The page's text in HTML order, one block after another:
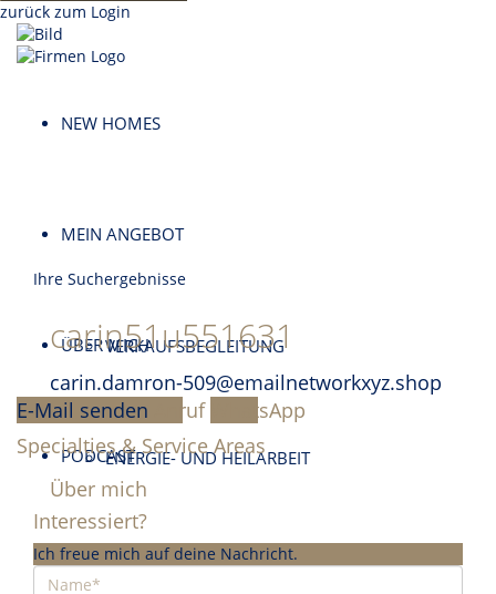
zurück zum Login
NEW HOMES
MEIN ANGEBOT
VERKAUFSBEGLEITUNG
ENERGIE- UND HEILARBEIT
ÜBER MICH
PODCAST
KONTAKT
Ihre Suchergebnisse
carin51u551631
carin.damron-509@emailnetworkxyz.shop
E-Mail senden
Anruf
WhatsApp
Specialties & Service Areas
Über mich
Interessiert?
Ich freue mich auf deine Nachricht.